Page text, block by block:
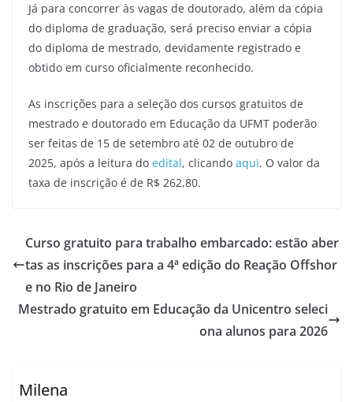
Já para concorrer às vagas de doutorado, além da cópia
do diploma de graduação, será preciso enviar a cópia
do diploma de mestrado, devidamente registrado e
obtido em curso oficialmente reconhecido.
As inscrições para a seleção dos cursos gratuitos de
mestrado e doutorado em Educação da UFMT poderão
ser feitas de 15 de setembro até 02 de outubro de
2025, após a leitura do edital, clicando aqui. O valor da
taxa de inscrição é de R$ 262,80.
Curso gratuito para trabalho embarcado: estão aber
tas as inscrições para a 4ª edição do Reação Offshor
e no Rio de Janeiro
Mestrado gratuito em Educação da Unicentro seleci
ona alunos para 2026
Milena